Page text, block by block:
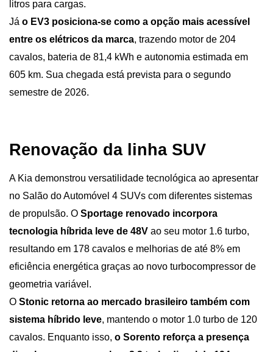
litros para cargas.
Já o EV3 posiciona-se como a opção mais acessível
entre os elétricos da marca, trazendo motor de 204
cavalos, bateria de 81,4 kWh e autonomia estimada em
605 km. Sua chegada está prevista para o segundo
semestre de 2026.
Renovação da linha SUV
A Kia demonstrou versatilidade tecnológica ao apresentar
no Salão do Automóvel 4 SUVs com diferentes sistemas
de propulsão. O Sportage renovado incorpora
tecnologia híbrida leve de 48V ao seu motor 1.6 turbo,
resultando em 178 cavalos e melhorias de até 8% em
eficiência energética graças ao novo turbocompressor de
geometria variável.
O Stonic retorna ao mercado brasileiro também com
sistema híbrido leve, mantendo o motor 1.0 turbo de 120
cavalos. Enquanto isso, o Sorento reforça a presença